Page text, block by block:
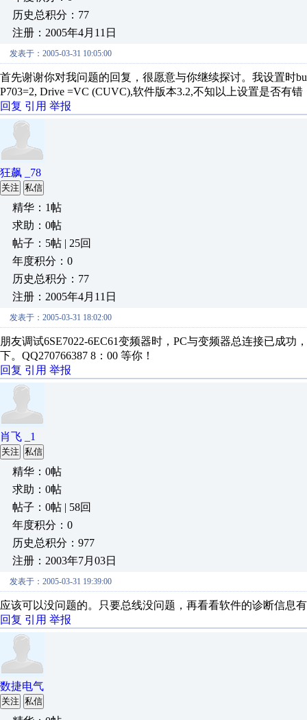
历史总积分：77
注册：2005年4月11日
发表于：2005-03-31 10:05:00
首先谢谢你对我问题的回复，很愿意与你继续探讨。我设置时
P703=2, Drive =VC (CUVC),软件版本3.2,不知以上设置是否有
回复 引用 举报
狂飙 _78
关注 私信
精华：1帖
求助：0帖
帖子：5帖 | 25回
年度积分：0
历史总积分：77
注册：2005年4月11日
发表于：2005-03-31 18:02:00
朋友调试6SE7022-6EC61变频器时，PC与变频器总连接已成
下。QQ270766387 8：00 等你！
回复 引用 举报
肖飞 _1
关注 私信
精华：0帖
求助：0帖
帖子：0帖 | 58回
年度积分：0
历史总积分：977
注册：2003年7月03日
发表于：2005-03-31 19:39:00
应该可以没问题的。只要总线没问题，再看看软件的诊断信息
回复 引用 举报
数捷电气
关注 私信